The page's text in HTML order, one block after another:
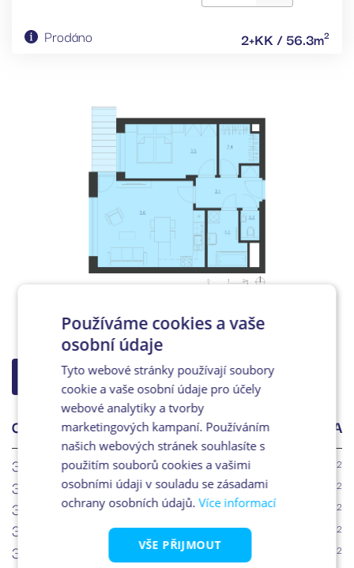
Prodáno 2+KK / 56.3m2
ZPĚT NA VÝBĚR
OZN. ÚČEL MÍSTNOSTI
PLOCHA
3.1
Chodba 2
3.2 Koupelna 2
3.3 WC 2
3.4 Šatna 2
3.5 Ložnice 2
Používáme cookies a vaše
osobní údaje
Tyto webové stránky používají soubory
cookie a vaše osobní údaje pro účely
webové analytiky a tvorby
marketingových kampaní. Používáním
našich webových stránek souhlasíte s
použitím souborů cookies a vašimi
osobními údaji v souladu se zásadami
ochrany osobních údajů.Více informací
VŠE PŘIJMOUT